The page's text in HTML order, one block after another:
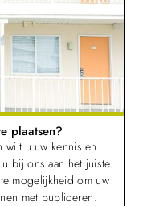
plaatsen?
u uw kennis en
bij ons aan het juiste
mogelijkheid om uw
met publiceren.